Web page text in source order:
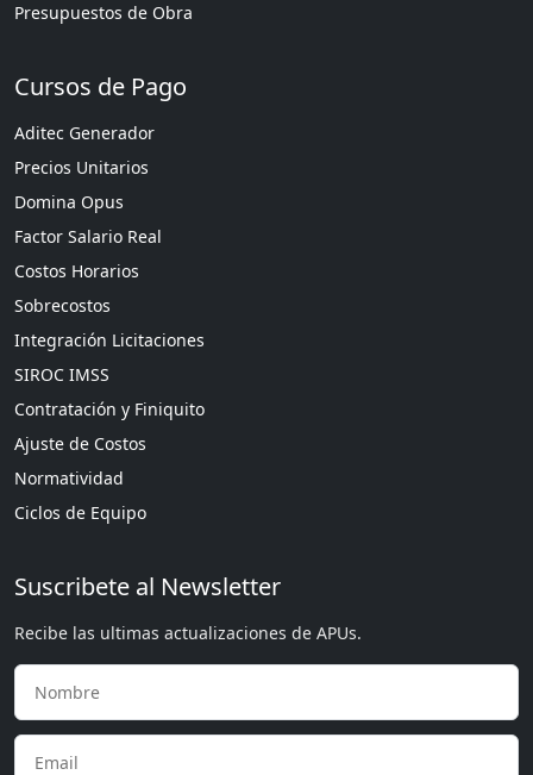
Presupuestos de Obra
Cursos de Pago
Aditec Generador
Precios Unitarios
Domina Opus
Factor Salario Real
Costos Horarios
Sobrecostos
Integración Licitaciones
SIROC IMSS
Contratación y Finiquito
Ajuste de Costos
Normatividad
Ciclos de Equipo
Suscribete al Newsletter
Recibe las ultimas actualizaciones de APUs.